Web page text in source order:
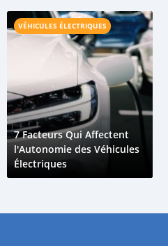
VÉHICULES ÉLECTRIQUES
7 Facteurs Qui Affectent
l'Autonomie des Véhicules
Électriques